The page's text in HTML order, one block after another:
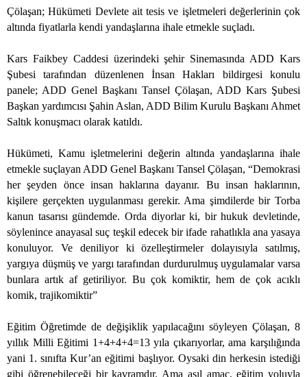
Çölaşan; Hükümeti Devlete ait tesis ve işletmeleri değerlerinin çok
altında fiyatlarla kendi yandaşlarına ihale etmekle suçladı.
Kars Faikbey Caddesi üzerindeki şehir Sinemasında ADD Kars
Şubesi tarafından düzenlenen İnsan Hakları bildirgesi konulu
panele; ADD Genel Başkanı Tansel Çölaşan, ADD Kars Şubesi
Başkan yardımcısı Şahin Aslan, ADD Bilim Kurulu Başkanı Ahmet
Saltık konuşmacı olarak katıldı.
Hükümeti, Kamu işletmelerini değerin altında yandaşlarına ihale
etmekle suçlayan ADD Genel Başkanı Tansel Çölaşan, “Demokrasi
her şeyden önce insan haklarına dayanır. Bu insan haklarının,
kişilere gerçekten uygulanması gerekir. Ama şimdilerde bir Torba
kanun tasarısı gündemde. Orda diyorlar ki, bir hukuk devletinde,
söylenince anayasal suç teşkil edecek bir ifade rahatlıkla ana yasaya
konuluyor. Ve deniliyor ki özelleştirmeler dolayısıyla satılmış,
yargıya düşmüş ve yargı tarafından durdurulmuş uygulamalar varsa
bunlara artık af getiriliyor. Bu çok komiktir, hem de çok acıklı
komik, trajikomiktir”
Eğitim Öğretimde de değişiklik yapılacağını söyleyen Çölaşan, 8
yıllık Milli Eğitimi 1+4+4+4=13 yıla çıkarıyorlar, ama karşılığında
yani 1. sınıfta Kur’an eğitimi başlıyor. Oysaki din herkesin istediği
gibi öğrenebileceği bir kavramdır. Ama asıl amaç, eğitim yoluyla